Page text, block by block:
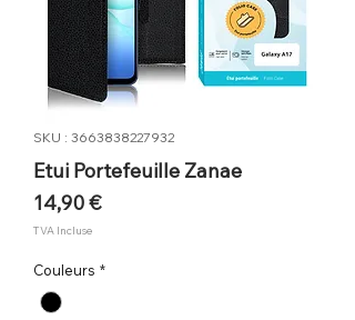
SKU : 3663838227932
Etui Portefeuille Zanae
14,90 €Prix
TVA Incluse
Couleurs *